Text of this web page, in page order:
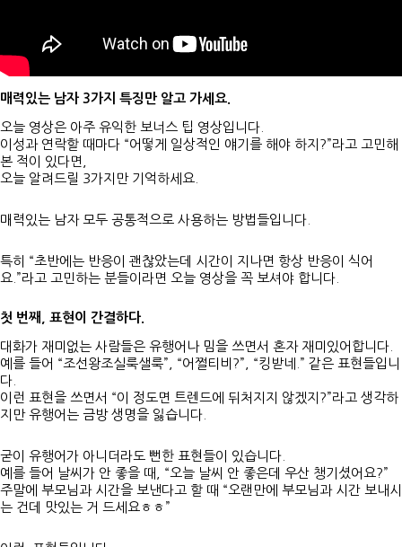
매력있는 남자 3가지 특징만 알고 가세요.
오늘 영상은 아주 유익한 보너스 팁 영상입니다.
이성과 연락할 때마다 “어떻게 일상적인 얘기를 해야 하지?”라고 고민해
본 적이 있다면,
오늘 알려드릴 3가지만 기억하세요.
매력있는 남자 모두 공통적으로 사용하는 방법들입니다.
특히 “초반에는 반응이 괜찮았는데 시간이 지나면 항상 반응이 식어
요.”라고 고민하는 분들이라면 오늘 영상을 꼭 보셔야 합니다.
첫 번째, 표현이 간결하다.
대화가 재미없는 사람들은 유행어나 밈을 쓰면서 혼자 재미있어합니다.
예를 들어 “조선왕조실룩샐룩”, “어쩔티비?”, “킹받네.” 같은 표현들입니
다.
이런 표현을 쓰면서 “이 정도면 트렌드에 뒤처지지 않겠지?”라고 생각하
지만 유행어는 금방 생명을 잃습니다.
굳이 유행어가 아니더라도 뻔한 표현들이 있습니다.
예를 들어 날씨가 안 좋을 때, “오늘 날씨 안 좋은데 우산 챙기셨어요?”
주말에 부모님과 시간을 보낸다고 할 때 “오랜만에 부모님과 시간 보내시
는 건데 맛있는 거 드세요ㅎㅎ”